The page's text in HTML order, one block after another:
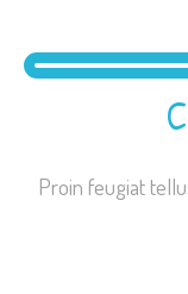
Proin feugiat